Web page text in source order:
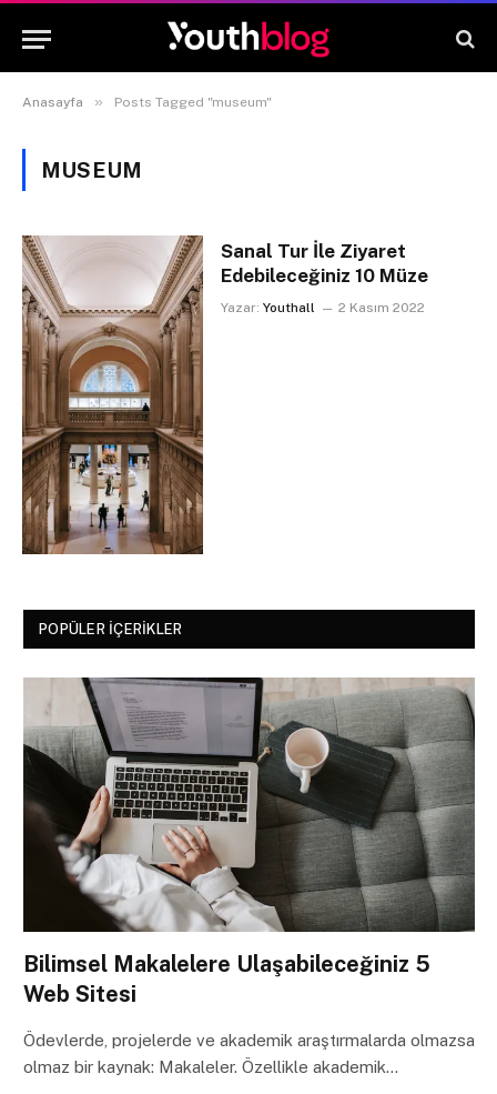
Anasayfa » Posts Tagged "museum"
MUSEUM
Sanal Tur İle Ziyaret
Edebileceğiniz 10 Müze
Yazar: Youthall 2 Kasım 2022
POPÜLER İÇERIKLER
Bilimsel Makalelere Ulaşabileceğiniz 5
Web Sitesi
Ödevlerde, projelerde ve akademik araştırmalarda olmazsa
olmaz bir kaynak: Makaleler. Özellikle akademik…